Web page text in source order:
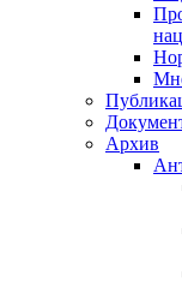
Архив